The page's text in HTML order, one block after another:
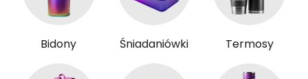
Bidony Śniadaniówki Termosy